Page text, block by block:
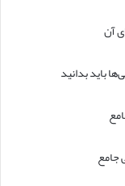
آن
جامع